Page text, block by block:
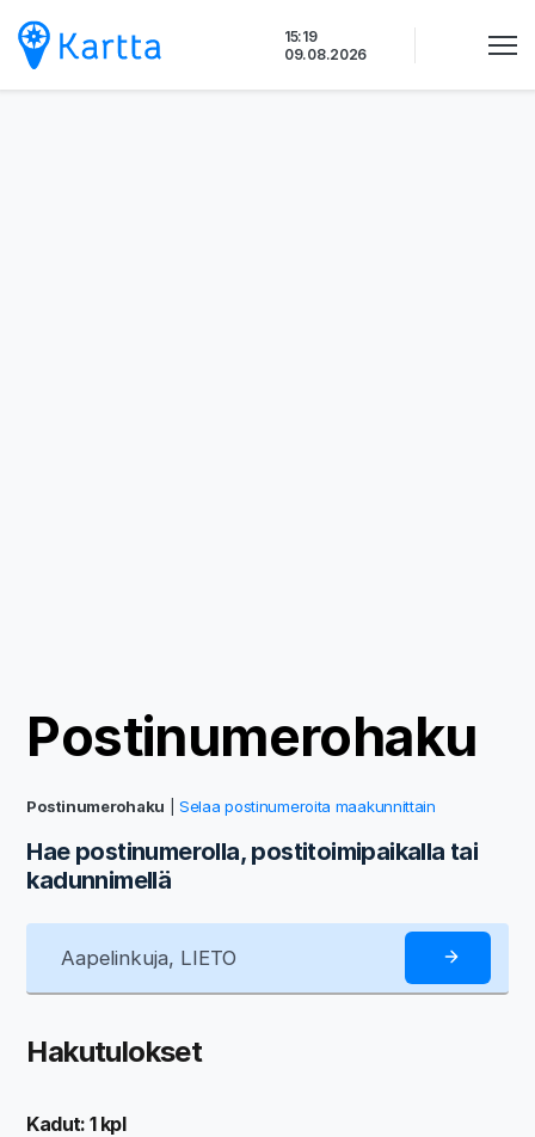
sisältöön
15:19
09.08.2026
Postinumerohaku
Postinumerohaku |Selaa postinumeroita maakunnittain
Hae postinumerolla, postitoimipaikalla tai
kadunnimellä
Hakutulokset
Kadut: 1 kpl